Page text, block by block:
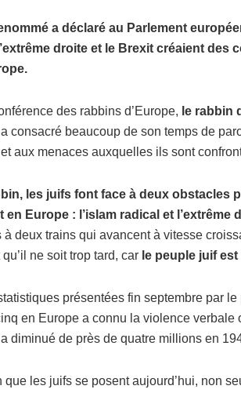
a déclaré au Parlement
droite et le Brexit créaient
des rabbins d’Europe, le rabbin
a consacré beaucoup de son temps de
aux menaces auxquelles ils sont
les juifs font face à deux obstacles
en Europe : l’islam radical et l’extrême
à deux trains qui avancent à vitesse
ne soit trop tard, car le peuple juif
présentées fin septembre par
en Europe a connu la violence
diminué de près de quatre millions en
que les juifs se posent aujourd’hui, non